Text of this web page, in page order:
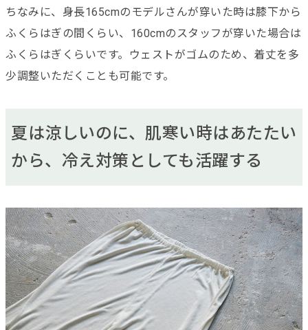
ちなみに、身長165cmのモデルさんが穿いた時は膝下から
ふくらはぎの間くらい、160cmのスタッフが穿いた場合は
ふくらはぎくらいです。ウェストがゴムのため、着丈を多
少調整いただくことも可能です。
夏は涼しいのに、肌寒い時はあたたい
から、冷え対策としても活躍する